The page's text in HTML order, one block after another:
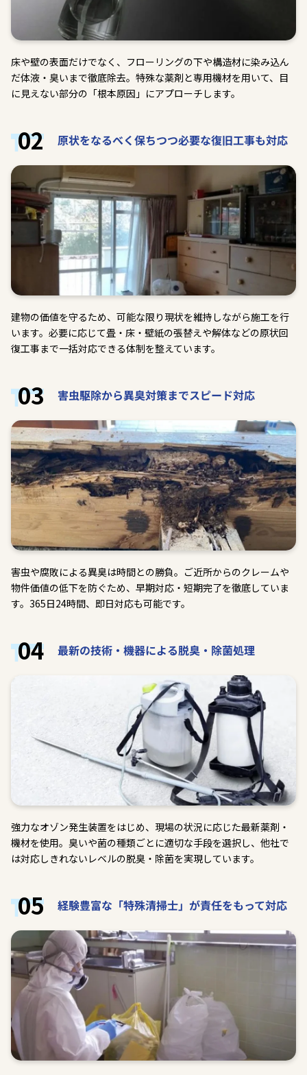
床や壁の表面だけでなく、フローリングの下や構造材に染み込ん
だ体液・臭いまで徹底除去。特殊な薬剤と専用機材を用いて、目
に見えない部分の「根本原因」にアプローチします。
02 原状をなるべく保ちつつ必要な復旧工事も対応
建物の価値を守るため、可能な限り現状を維持しながら施工を行
います。必要に応じて畳・床・壁紙の張替えや解体などの原状回
復工事まで一括対応できる体制を整えています。
03 害虫駆除から異臭対策までスピード対応
害虫や腐敗による異臭は時間との勝負。ご近所からのクレームや
物件価値の低下を防ぐため、早期対応・短期完了を徹底していま
す。365日24時間、即日対応も可能です。
04 最新の技術・機器による脱臭・除菌処理
強力なオゾン発生装置をはじめ、現場の状況に応じた最新薬剤・
機材を使用。臭いや菌の種類ごとに適切な手段を選択し、他社で
は対応しきれないレベルの脱臭・除菌を実現しています。
05 経験豊富な「特殊清掃士」が責任をもって対応